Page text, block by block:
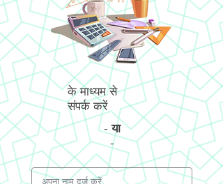
के माध्यम से
संपर्क करें
-या
-